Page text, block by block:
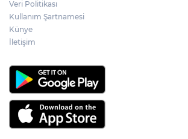
Veri Politikası
Kullanım Şartnamesi
Künye
İletişim